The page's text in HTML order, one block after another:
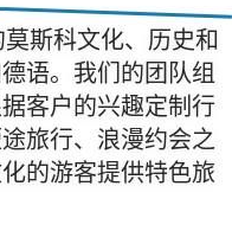
斯科文化、历史和
语。我们的团队组
客户的兴趣定制行
旅行、浪漫约会之
的游客提供特色旅